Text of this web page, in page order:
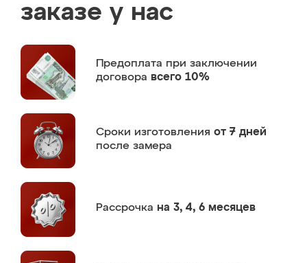
заказе у нас
Предоплата при заключении
договора всего 10%
Сроки изготовления от 7 дней
после замера
Рассрочка на 3, 4, 6 месяцев